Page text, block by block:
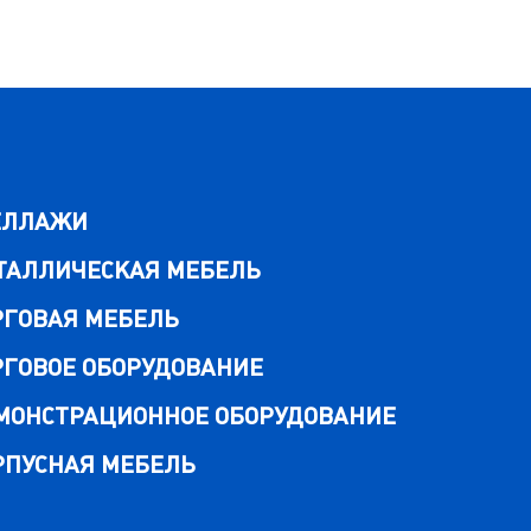
МЕБЕЛЬ
МЕБЕЛЬ
ОБОРУДОВАНИЕ
ОБОРУДОВАНИЕ
МЕБЕЛЬ